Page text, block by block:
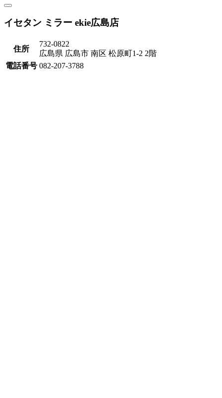
イセタン ミラー ekie広島店
住所
732-0822
広島県 広島市 南区 松原町1-2 2階
電話番号 082-207-3788